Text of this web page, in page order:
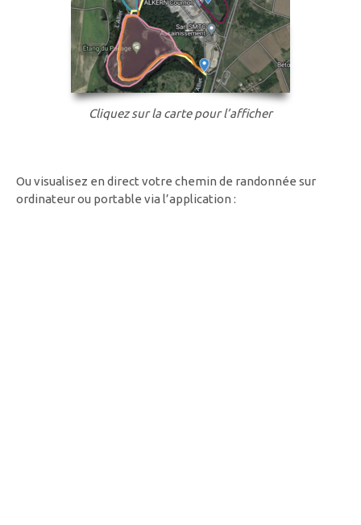
Cliquez sur la carte pour l’afficher
Ou visualisez en direct votre chemin de randonnée sur
ordinateur ou portable via l’application :